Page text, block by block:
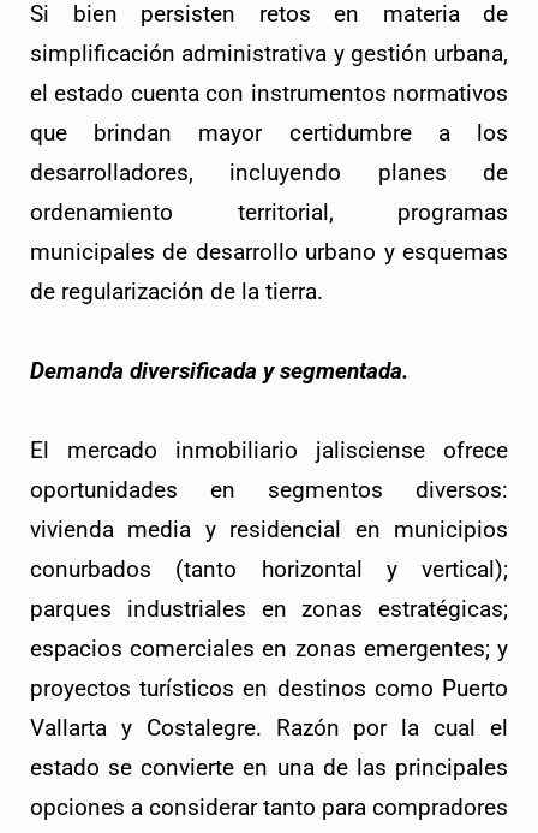
Si bien persisten retos en materia de
simplificación administrativa y gestión urbana,
el estado cuenta con instrumentos normativos
que brindan mayor certidumbre a los
desarrolladores, incluyendo planes de
ordenamiento territorial, programas
municipales de desarrollo urbano y esquemas
de regularización de la tierra.
Demanda diversificada y segmentada.
El mercado inmobiliario jalisciense ofrece
oportunidades en segmentos diversos:
vivienda media y residencial en municipios
conurbados (tanto horizontal y vertical);
parques industriales en zonas estratégicas;
espacios comerciales en zonas emergentes; y
proyectos turísticos en destinos como Puerto
Vallarta y Costalegre. Razón por la cual el
estado se convierte en una de las principales
opciones a considerar tanto para compradores